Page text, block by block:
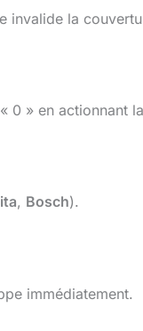
invalide la
0 » en actionnant
, Bosch).
immédiatement.